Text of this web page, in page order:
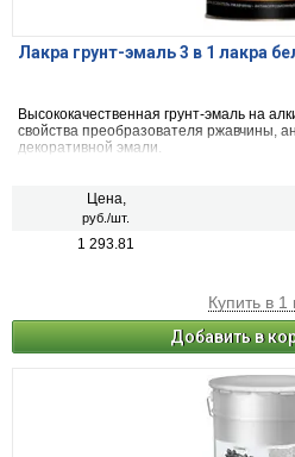
Лакра грунт-эмаль 3 в 1 лакра
Высококачественная грунт-эмаль на
свойства преобразователя ржавчины,
декоративной эмали.
Цена,
руб./шт.
1 293.81
Купить в 1
Добавить в